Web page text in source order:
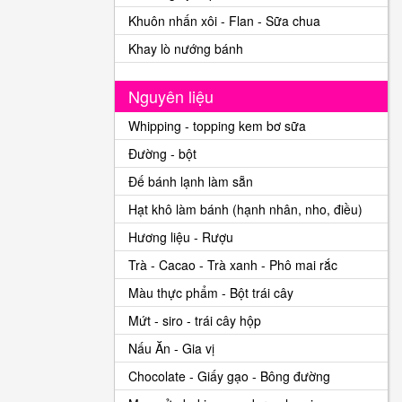
Khuôn nhấn xôi - Flan - Sữa chua
Khay lò nướng bánh
Nguyên liệu
Whipping - topping kem bơ sữa
Đường - bột
Đế bánh lạnh làm sẵn
Hạt khô làm bánh (hạnh nhân, nho, điều)
Hương liệu - Rượu
Trà - Cacao - Trà xanh - Phô mai rắc
Màu thực phẩm - Bột trái cây
Mứt - siro - trái cây hộp
Nấu Ăn - Gia vị
Chocolate - Giấy gạo - Bông đường